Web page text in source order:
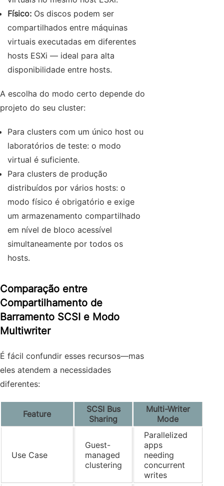
Físico: Os discos podem ser
compartilhados entre máquinas
virtuais executadas em diferentes
hosts ESXi — ideal para alta
disponibilidade entre hosts.
A escolha do modo certo depende do
projeto do seu cluster:
Para clusters com um único host ou
laboratórios de teste: o modo
virtual é suficiente.
Para clusters de produção
distribuídos por vários hosts: o
modo físico é obrigatório e exige
um armazenamento compartilhado
em nível de bloco acessível
simultaneamente por todos os
hosts.
Comparação entre
Compartilhamento de
Barramento SCSI e Modo
Multiwriter
É fácil confundir esses recursos—mas
eles atendem a necessidades
diferentes:
Feature
SCSI Bus
Sharing
Multi-Writer
Mode
Use Case
Guest-
managed
clustering
Parallelized
apps
needing
concurrent
writes